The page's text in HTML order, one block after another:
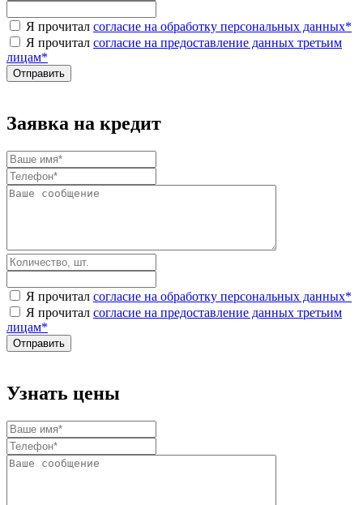
Я прочитал согласие на обработку персональных данных*
Я прочитал согласие на предоставление данных третьим
лицам*
Заявка на кредит
Я прочитал согласие на обработку персональных данных*
Я прочитал согласие на предоставление данных третьим
лицам*
Узнать цены